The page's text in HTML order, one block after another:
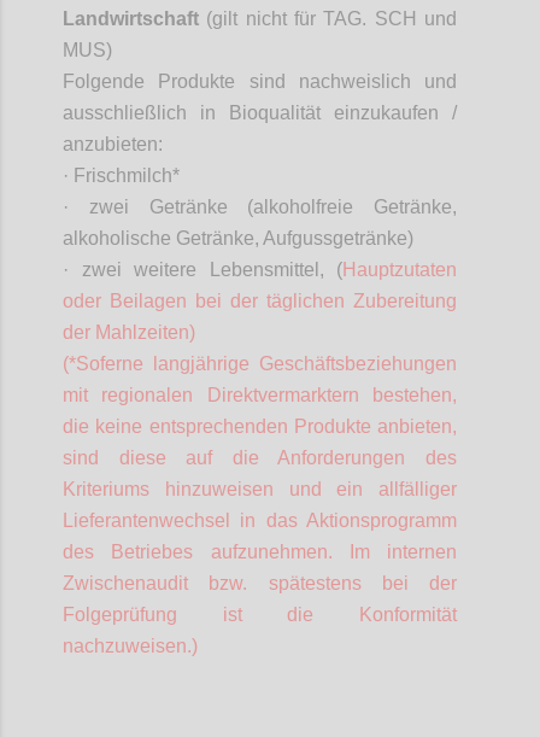
Landwirtschaft (gilt nicht für TAG. SCH und
MUS)
Folgende Produkte sind nachweislich und
ausschließlich in Bioqualität einzukaufen /
anzubieten:
· Frischmilch*
· zwei Getränke (alkoholfreie Getränke,
alkoholische Getränke, Aufgussgetränke)
· zwei weitere Lebensmittel, (Hauptzutaten
oder Beilagen bei der täglichen Zubereitung
der Mahlzeiten)
(*Soferne langjährige Geschäftsbeziehungen
mit regionalen
Direktvermarktern bestehen,
die keine entsprechenden Produkte anbieten,
sind diese auf die Anforderungen des
Kriteriums hinzuweisen und ein allfälliger
Lieferantenwechsel in das Aktionsprogramm
des Betriebes aufzunehmen. Im internen
Zwischenaudit bzw. spätestens bei der
Folgeprüfung ist die Konformität
nachzuweisen.)